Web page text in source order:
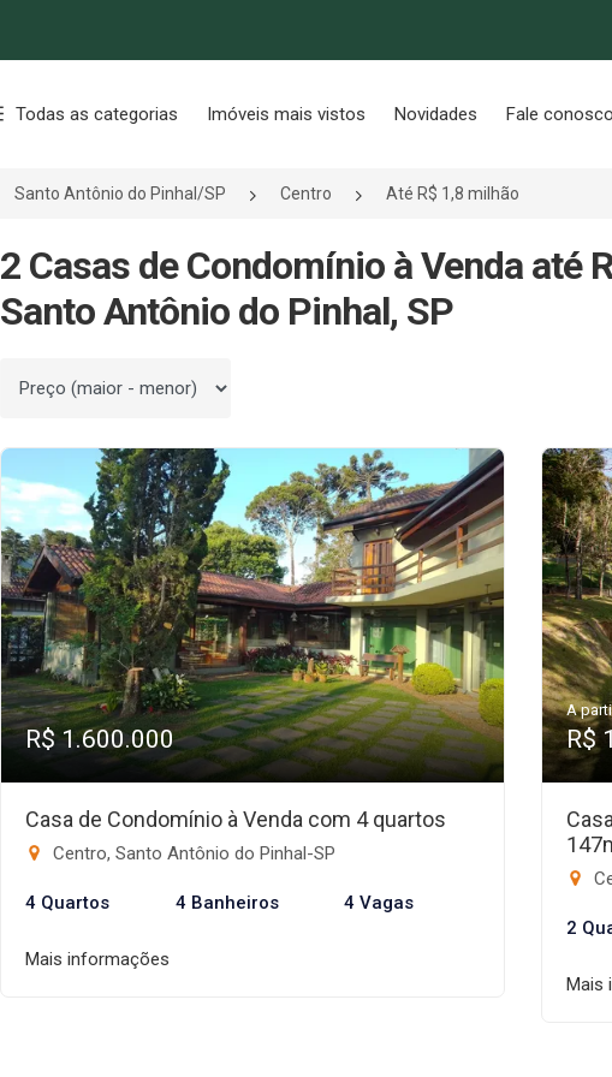
Todas as categorias Imóveis mais vistos Novidades Fale conosco
Santo Antônio do Pinhal/SP Centro Até R$ 1,8 milhão
2 Casas de Condomínio à Venda até
Santo Antônio do Pinhal, SP
Ordenar por
R$ 1.600.000
Casa de Condomínio à Venda com 4 quartos
Centro, Santo Antônio do Pinhal-SP
4 Quartos 4 Banheiros 4 Vagas
Mais informações
A
R$
2
Mais